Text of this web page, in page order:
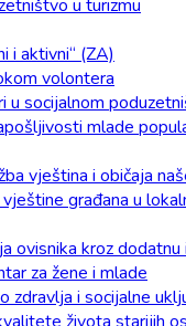
u turizmu
i aktivni“ (ZA)
volontera
u socijalnom
mlade
vještina i običaja
vještine građana u
ovisnika kroz dodatnu
za žene i mlade
zdravlja i socijalne